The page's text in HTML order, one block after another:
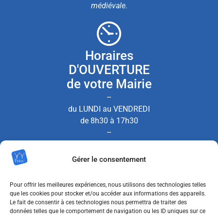
Gérer le consentement
Pour offrir les meilleures expériences, nous utilisons des technologies telles
que les cookies pour stocker et/ou accéder aux informations des appareils.
Le fait de consentir à ces technologies nous permettra de traiter des
données telles que le comportement de navigation ou les ID uniques sur ce
médiévale.
Horaires
D'OUVERTURE
de votre Mairie
–
du LUNDI au VENDREDI
de 8h30 à 17h30
–
Nous contacter